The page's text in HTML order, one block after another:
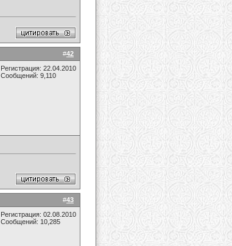
#42
Регистрация: 22.04.2010
Сообщений: 9,110
#43
Регистрация: 02.08.2010
Сообщений: 10,285